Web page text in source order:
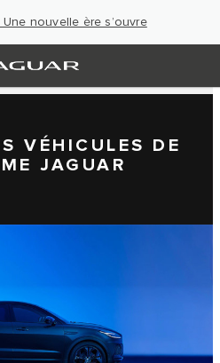
nouvelle ère s’ouvre
VÉHICULES DE
JAGUAR